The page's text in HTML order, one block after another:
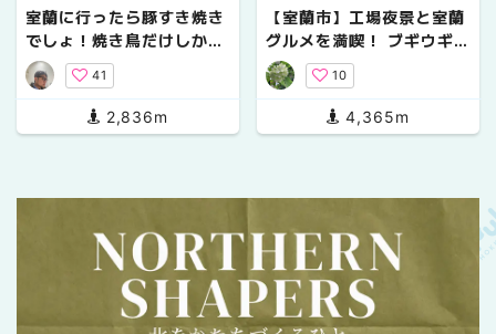
室蘭に行ったら豚すき焼き
でしょ！焼き鳥だけしか食
べないなんて、人生の楽し
みを取っておいているとし
か思えない！
41
2,836m
【室蘭市】工場夜景と室蘭
グルメを満喫！ ブギウギ奥
の細道 聖地巡礼
10
4,365m